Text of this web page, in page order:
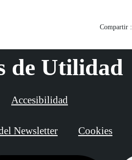
Compartir :
de Utilidad
Accesibilidad
Newsletter Cookies